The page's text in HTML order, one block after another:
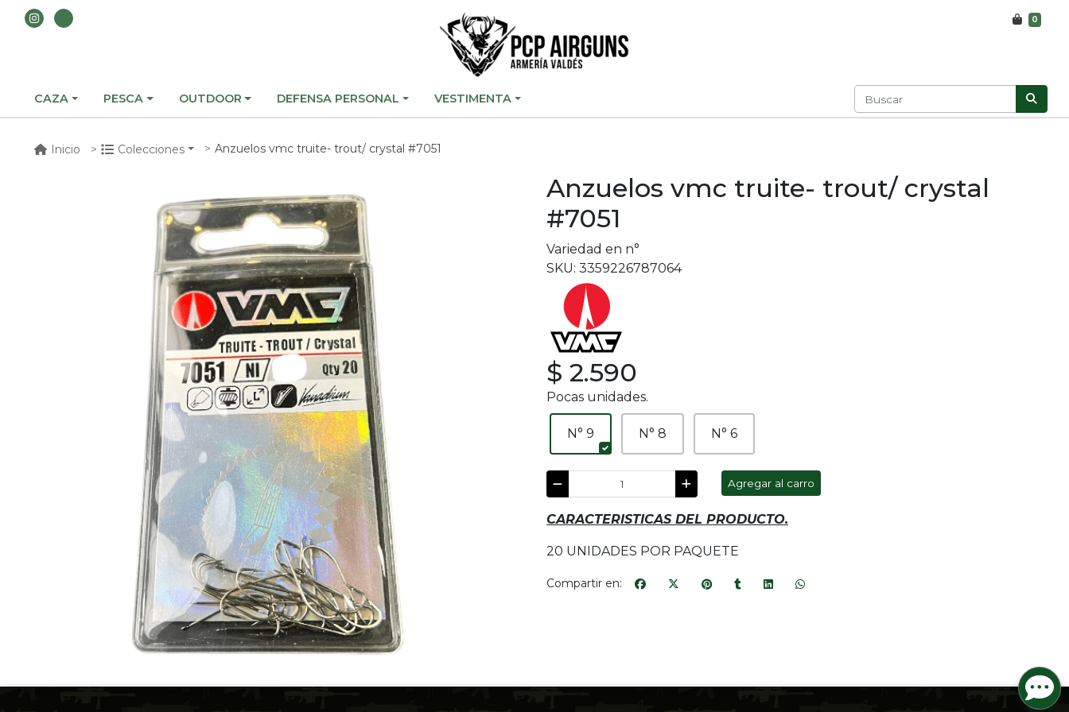
0
CAZA PESCA OUTDOOR DEFENSA PERSONAL VESTIMENTA
Inicio Colecciones Anzuelos vmc truite- trout/ crystal #7051
Anzuelos vmc truite- trout/ crystal
#7051
Variedad en n°
SKU: 3359226787064
$ 2.590
Pocas unidades.
N° 9 N° 8 N° 6
Agregar al carro
CARACTERISTICAS DEL PRODUCTO.
20 UNIDADES POR PAQUETE
Compartir en: